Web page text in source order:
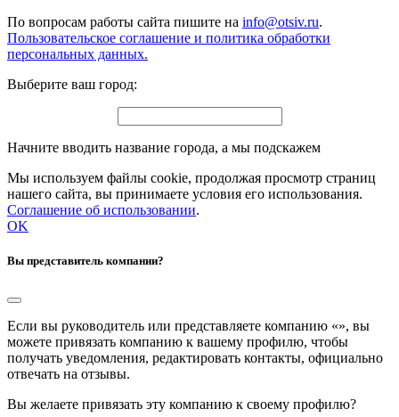
По вопросам работы сайта пишите на info@otsiv.ru.
Пользовательское соглашение и политика обработки
персональных данных.
Выберите ваш город:
Начните вводить название города, а мы подскажем
Мы используем файлы cookie, продолжая просмотр страниц
нашего сайта, вы принимаете условия его использования.
Соглашение об использовании.
OK
Вы представитель компании?
Если вы руководитель или представляете компанию «», вы
можете привязать компанию к вашему профилю, чтобы
получать уведомления, редактировать контакты, официально
отвечать на отзывы.
Вы желаете привязать эту компанию к своему профилю?